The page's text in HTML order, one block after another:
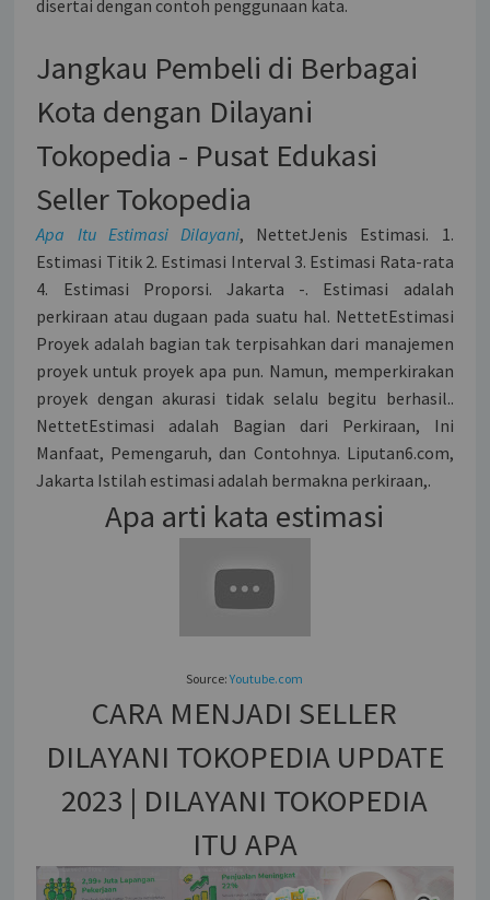
disertai dengan contoh penggunaan kata.
Jangkau Pembeli di Berbagai
Kota dengan Dilayani
Tokopedia - Pusat Edukasi
Seller Tokopedia
Apa Itu Estimasi Dilayani, NettetJenis Estimasi. 1.
Estimasi Titik 2. Estimasi Interval 3. Estimasi Rata-rata
4. Estimasi Proporsi. Jakarta -. Estimasi adalah
perkiraan atau dugaan pada suatu hal. NettetEstimasi
Proyek adalah bagian tak terpisahkan dari manajemen
proyek untuk proyek apa pun. Namun, memperkirakan
proyek dengan akurasi tidak selalu begitu berhasil..
NettetEstimasi adalah Bagian dari Perkiraan, Ini
Manfaat, Pemengaruh, dan Contohnya. Liputan6.com,
Jakarta Istilah estimasi adalah bermakna perkiraan,.
Apa arti kata estimasi
Source:Youtube.com
CARA MENJADI SELLER
DILAYANI TOKOPEDIA UPDATE
2023 | DILAYANI TOKOPEDIA
ITU APA